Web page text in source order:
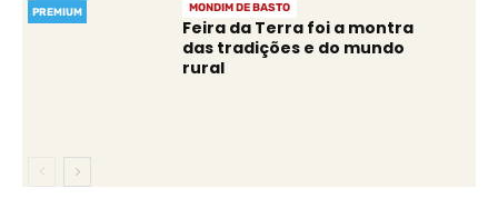
PREMIUM MONDIM DE BASTO
Feira da Terra foi a montra
das tradições e do mundo
rural